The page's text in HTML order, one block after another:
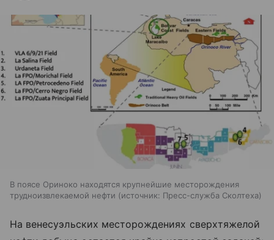
В поясе Ориноко находятся крупнейшие месторождения
трудноизвлекаемой нефти
источник: Пресс-служба Сколтеха
На венесуэльских месторождениях сверхтяжелой